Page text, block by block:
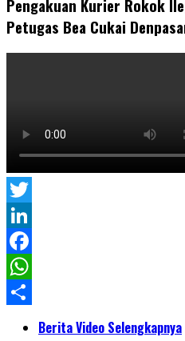
Pengakuan Kurier Rokok
Petugas Bea Cukai
Twitter
LinkedIn
Facebook
WhatsApp
ShareBerita Video Selengkapnya